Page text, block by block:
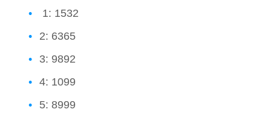
1: 1532
2: 6365
3: 9892
4: 1099
5: 8999